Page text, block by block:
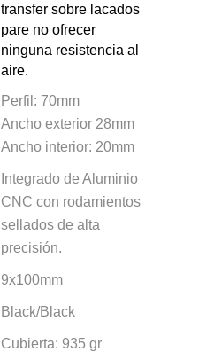
transfer sobre lacados
pare no ofrecer
ninguna resistencia al
aire.
Perfil: 70mm
Ancho exterior 28mm
Ancho interior: 20mm
Integrado de Aluminio
CNC con rodamientos
sellados de alta
precisión.
9x100mm
Black/Black
Cubierta: 935 gr